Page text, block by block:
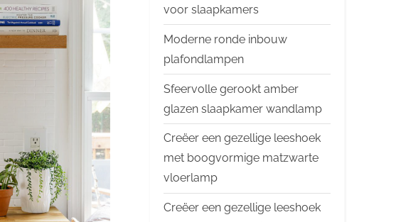
voor slaapkamers
Moderne ronde inbouw
plafondlampen
Sfeervolle gerookt amber
glazen slaapkamer wandlamp
Creëer een gezellige leeshoek
met boogvormige matzwarte
vloerlamp
Creëer een gezellige leeshoek